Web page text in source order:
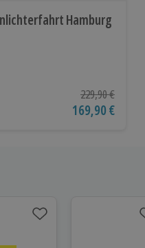
Hamburg
auf 89 Bewertungen
Ursprünglicher
229,90 €
Aktueller Preis
169,90 €